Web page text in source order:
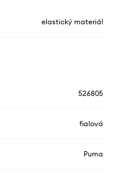
elastický materiál
526805
fialová
Puma